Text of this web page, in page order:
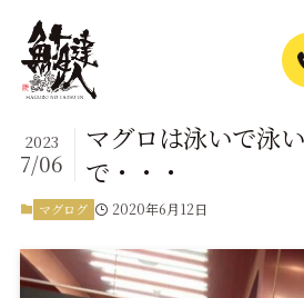
マグロは泳いで泳
で・・・
2023
7/06
マグログ 2020年6月12日